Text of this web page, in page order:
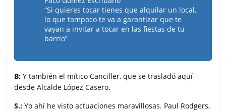
“Si quieres tocar tienes que alquilar un local,
lo que tampoco te va a garantizar que te
vayan a invitar a tocar en las fiestas de tu
barrio”
B:Y también el mítico Canciller, que se trasladó aquí
desde Alcalde López Casero.
S.: Yo ahí he visto actuaciones maravillosas. Paul Rodgers,